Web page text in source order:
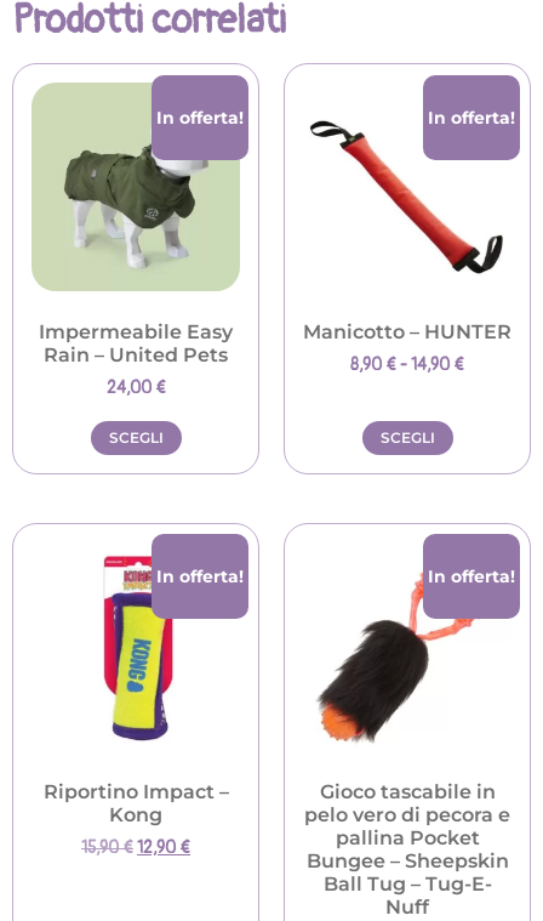
Prodotti correlati
In offerta!
Impermeabile Easy
Rain – United Pets
24,00 €
SCEGLI
In offerta!
Manicotto – HUNTER
8,90 €-14,90 €
SCEGLI
In offerta!
Riportino Impact –
Kong
15,90€12,90 €
In offerta!
Gioco tascabile in
pelo vero di pecora e
pallina Pocket
Bungee – Sheepskin
Ball Tug – Tug-E-
Nuff